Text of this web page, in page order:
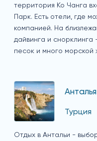
территория Ко Чанга
Парк. Есть отели, где
компанией. На
дайвинга и
песок и много морской
Анталья
Турция
Отдых в Антальи -